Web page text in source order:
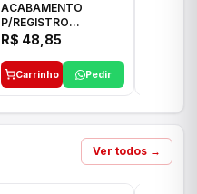
ACABAMENTO
P/REGISTRO
1/2"-3/4"-1" ACB M
CS 33 ICO
R$ 48,85
Carrinho Pedir
Ver todos →